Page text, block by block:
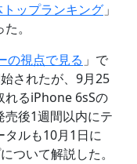
ップランキング」
。
の視点で見る」で
されたが、9月25
れるiPhone 6sSの
後1週間以内にテ
タルも10月1日に
ついて解説した。